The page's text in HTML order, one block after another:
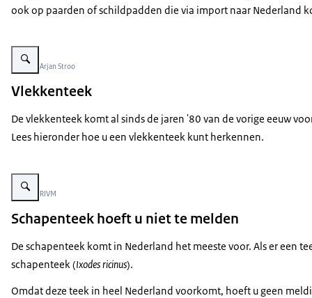
ook op paarden of schildpadden die via import naar Nederland
Vergroot afbeelding Vlekkenteek mannetje (Dermacentor reticulatus)
Beeld: © Arjan Stroo
Vlekkenteek
De vlekkenteek komt al sinds de jaren '80 van de vorige eeuw
Lees hieronder hoe u een vlekkenteek kunt herkennen.
Vergroot afbeelding Duimnagel met daarop een vrouwtje (linksboven),
Beeld: © RIVM
Schapenteek hoeft u niet te melden
De schapenteek komt in Nederland het meeste voor. Als er een
schapenteek (Ixodes ricinus).
Omdat deze teek in heel Nederland voorkomt, hoeft u geen